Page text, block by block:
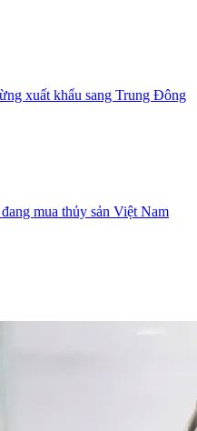
xuất khẩu sang Trung Đông
mua thủy sản Việt Nam